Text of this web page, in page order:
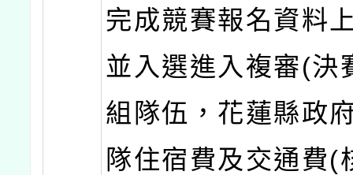
完成競賽報名資料
並入選進入複審(決
組隊伍，花蓮縣政
隊住宿費及交通費(